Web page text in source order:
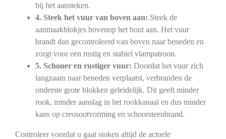
bij het aansteken.
4. Steek het vuur van boven aan: Steek de
aanmaakblokjes bovenop het hout aan. Het vuur
brandt dan gecontroleerd van boven naar beneden en
zorgt voor een rustig en stabiel vlampatroon.
5. Schoner en rustiger vuur: Doordat het vuur zich
langzaam naar beneden verplaatst, verbranden de
onderste grote blokken geleidelijk. Dit geeft minder
rook, minder aanslag in het rookkanaal en dus minder
kans op creosootvorming en schoorsteenbrand.
Controleer voordat u gaat stoken altijd de actuele